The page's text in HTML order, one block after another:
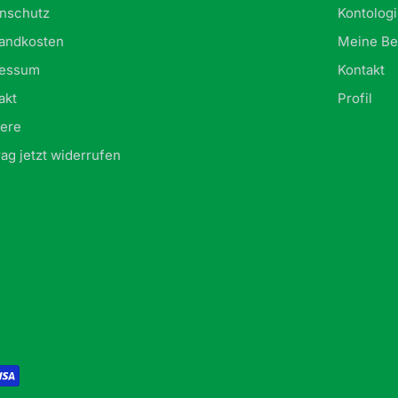
jetzt widerrufen
Meine
Kontakt
Profil